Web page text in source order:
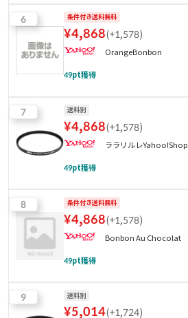
6 条件付き送料無料
¥4,868(+1,578)
OrangeBonbon
49pt獲得
7 送料別
¥4,868(+1,578)
ララリルレYahoo!Shop
49pt獲得
8 条件付き送料無料
¥4,868(+1,578)
Bonbon Au Chocolat
49pt獲得
9 送料別
¥5,014(+1,724)